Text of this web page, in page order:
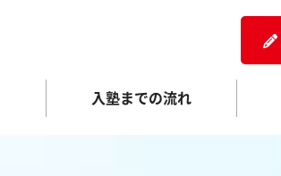
入塾までの流れ